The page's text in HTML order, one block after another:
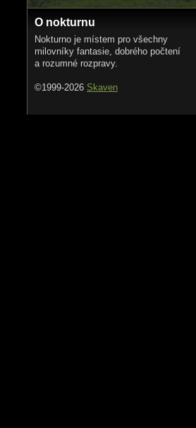
O nokturnu
Nokturno je místem pro všechny
milovníky fantasie, dobrého počtení
a rozumné rozpravy.
©1999-2026 Skaven